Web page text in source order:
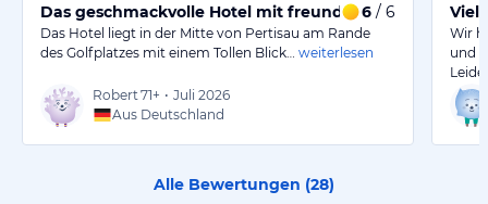
Das geschmackvolle Hotel mit freundlichen
6 / 6
Das Hotel liegt in der Mitte von Pertisau am Rande
des Golfplatzes mit einem Tollen Blick…
weiterlesen
Robert 71+ • Juli 2026
Aus Deutschland
Viel
Wir
und
Alle Bewertungen (28)